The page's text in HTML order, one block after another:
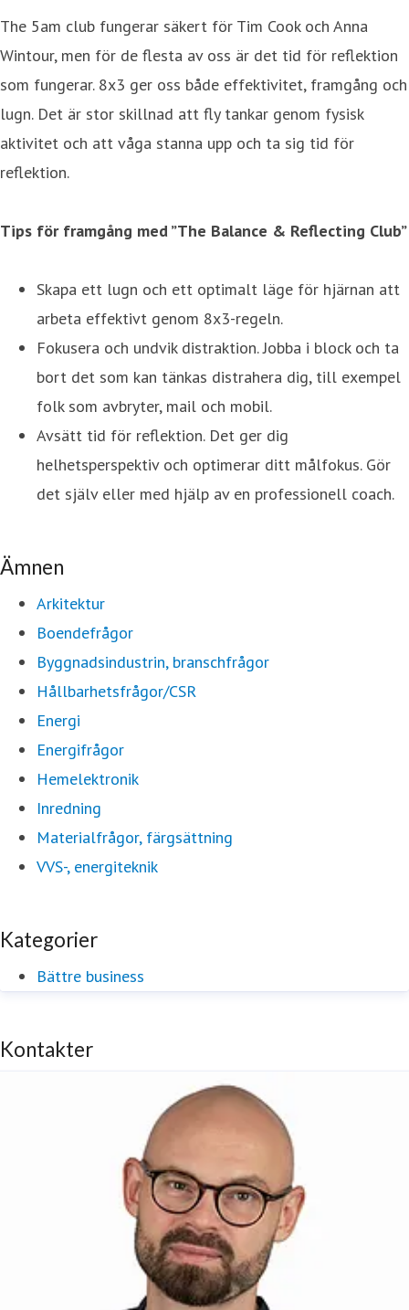
The 5am club fungerar säkert för Tim Cook och Anna
Wintour, men för de flesta av oss är det tid för reflektion
som fungerar. 8x3 ger oss både effektivitet, framgång och
lugn. Det är stor skillnad att fly tankar genom fysisk
aktivitet och att våga stanna upp och ta sig tid för
reflektion.
Tips för framgång med ”The Balance & Reflecting Club”
Skapa ett lugn och ett optimalt läge för hjärnan att
arbeta effektivt genom 8x3-regeln.
Fokusera och undvik distraktion. Jobba i block och ta
bort det som kan tänkas distrahera dig, till exempel
folk som avbryter, mail och mobil.
Avsätt tid för reflektion. Det ger dig
helhetsperspektiv och optimerar ditt målfokus. Gör
det själv eller med hjälp av en professionell coach.
Ämnen
Arkitektur
Boendefrågor
Byggnadsindustrin, branschfrågor
Hållbarhetsfrågor/CSR
Energi
Energifrågor
Hemelektronik
Inredning
Materialfrågor, färgsättning
VVS-, energiteknik
Kategorier
Bättre business
Kontakter